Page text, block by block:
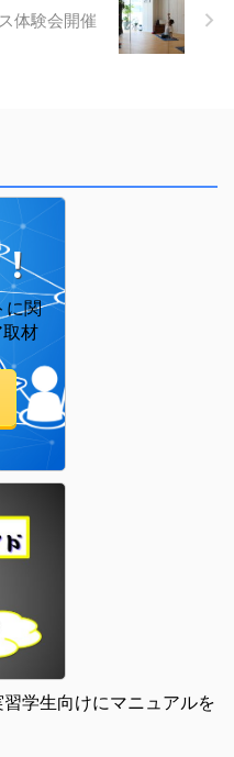
体験会開催
に関
材
学生向けにマニュアルを